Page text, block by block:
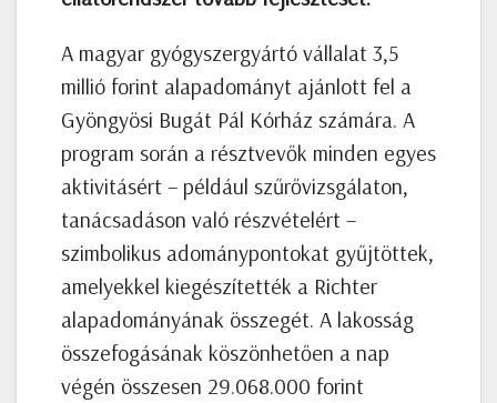
A magyar gyógyszergyártó vállalat 3,5
millió forint alapadományt ajánlott fel a
Gyöngyösi Bugát Pál Kórház számára. A
program során a résztvevők minden egyes
aktivitásért – például szűrővizsgálaton,
tanácsadáson való részvételért –
szimbolikus adománypontokat gyűjtöttek,
amelyekkel kiegészítették a Richter
alapadományának összegét. A lakosság
összefogásának köszönhetően a nap
végén összesen 29.068.000 forint